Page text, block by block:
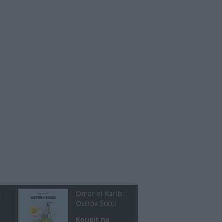
Omar el Karib:
Ostrov Socci
Koupit na